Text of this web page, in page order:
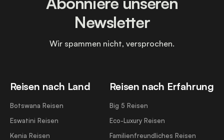
Reisen nach Land
Botswana Reisen
Eswatini Reisen
Kenia Reisen
Reisen nach Erfahrung
Big 5 Reisen
Eco-Luxury Reisen
Familienfreundliches Reisen
Newsletter
Wir spammen nicht, versprochen.